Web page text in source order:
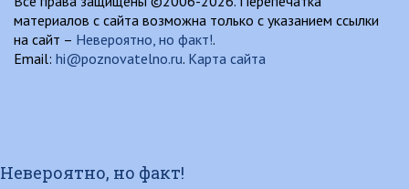
материалов с сайта возможна только с указанием ссылки
на сайт – Невероятно, но факт!.
Email: hi@poznovatelno.ru. Карта сайта
Невероятно, но факт!